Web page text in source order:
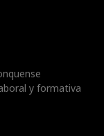
y formativa